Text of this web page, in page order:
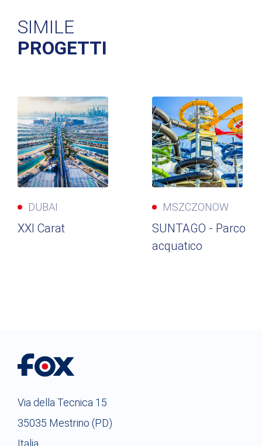
SIMILE
PROGETTI
DUBAI
XXI Carat
MSZCZONOW
SUNTAGO - Parco
acquatico
Via della Tecnica 15
35035 Mestrino (PD)